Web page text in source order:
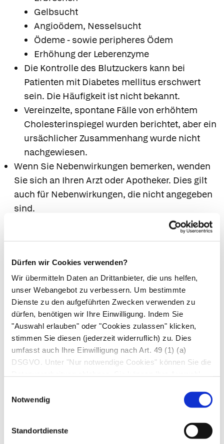
Dürfen wir Cookies verwenden?
Wir übermitteln Daten an Drittanbieter, die uns helfen,
unser Webangebot zu verbessern. Um bestimmte
Dienste zu den aufgeführten Zwecken verwenden zu
dürfen, benötigen wir Ihre Einwilligung. Indem Sie
"Auswahl erlauben" oder "Cookies zulassen" klicken,
stimmen Sie diesen (jederzeit widerruflich) zu. Dies
umfasst auch Ihre Einwilligung nach Art. 49 (1) (a)
DSGVO. Unter "Nur notwendige Cookies" können Sie die
Notwendig
Standortdienste
Gelbsucht
Angioödem, Nesselsucht
Ödeme - sowie peripheres Ödem
Erhöhung der Leberenzyme
Die Kontrolle des Blutzuckers kann bei
Patienten mit Diabetes mellitus erschwert
sein. Die Häufigkeit ist nicht bekannt.
Vereinzelte, spontane Fälle von erhöhtem
Cholesterinspiegel wurden berichtet, aber ein
ursächlicher Zusammenhang wurde nicht
nachgewiesen.
Wenn Sie Nebenwirkungen bemerken, wenden
Sie sich an Ihren Arzt oder Apotheker. Dies gilt
auch für Nebenwirkungen, die nicht angegeben
sind.
Informieren Sie Ihren Arzt oder Apotheker,
wenn Sie andere Arzneimittel einnehmen,
kürzlich andere Arzneimittel eingenommen
haben oder beabsichtigen andere Arzneimittel
einzunehmen.
Vorsicht ist geboten, falls die Tabletten mit
anderen Arzneimitteln kombiniert werden,
insbesondere mit:
Bestimmten Arzneimittelarten, die zur
Hemmung der Blutgerinnung angewendet
Fluindion). Die Wirkung dieser Arzneimittel